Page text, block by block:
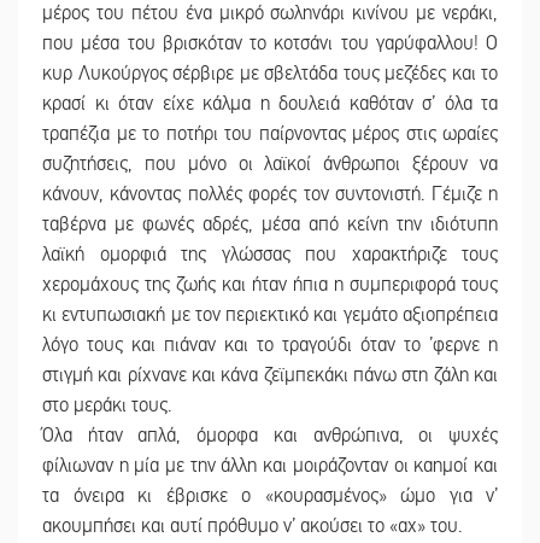
μέρος του πέτου ένα μικρό σωληνάρι κινίνου με νεράκι,
που μέσα του βρισκόταν το κοτσάνι του γαρύφαλλου! Ο
κυρ Λυκούργος σέρβιρε με σβελτάδα τους μεζέδες και το
κρασί κι όταν είχε κάλμα η δουλειά καθόταν σ’ όλα τα
τραπέζια με το ποτήρι του παίρνοντας μέρος στις ωραίες
συζητήσεις, που μόνο οι λαϊκοί άνθρωποι ξέρουν να
κάνουν, κάνοντας πολλές φορές τον συντονιστή. Γέμιζε η
ταβέρνα με φωνές αδρές, μέσα από κείνη την ιδιότυπη
λαϊκή ομορφιά της γλώσσας που χαρακτήριζε τους
χερομάχους της ζωής και ήταν ήπια η συμπεριφορά τους
κι εντυπωσιακή με τον περιεκτικό και γεμάτο αξιοπρέπεια
λόγο τους και πιάναν και το τραγούδι όταν το ’φερνε η
στιγμή και ρίχνανε και κάνα ζεϊμπεκάκι πάνω στη ζάλη και
στο μεράκι τους.
Όλα ήταν απλά, όμορφα και ανθρώπινα, οι ψυχές
φίλιωναν η μία με την άλλη και μοιράζονταν οι καημοί και
τα όνειρα κι έβρισκε ο «κουρασμένος» ώμο για ν’
ακουμπήσει και αυτί πρόθυμο ν’ ακούσει το «αχ» του.